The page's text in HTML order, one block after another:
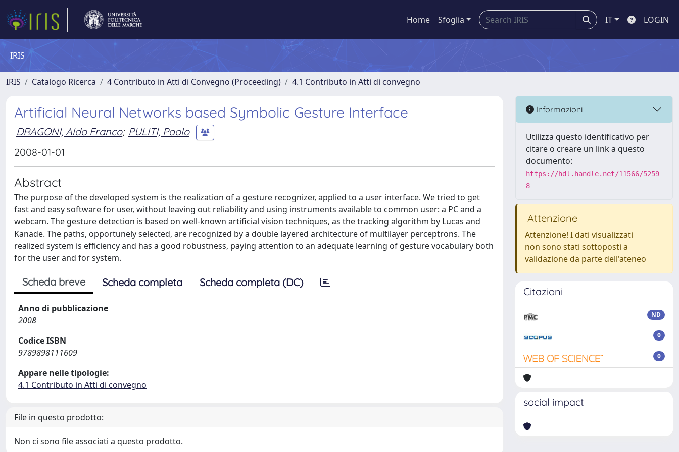
Home Sfoglia IT LOGIN
IRIS
IRIS Catalogo Ricerca 4 Contributo in Atti di Convegno (Proceeding) 4.1 Contributo in Atti di convegno
Artificial Neural Networks based Symbolic Gesture Interface
DRAGONI, Aldo Franco; PULITI, Paolo
2008-01-01
Abstract
The purpose of the developed system is the realization of a gesture recognizer, applied to a user interface. We tried to get
fast and easy software for user, without leaving out reliability and using instruments available to common user: a PC and a
webcam. The gesture detection is based on well-known artificial vision techniques, as the tracking algorithm by Lucas and
Kanade. The paths, opportunely selected, are recognized by a double layered architecture of multilayer perceptrons. The
realized system is efficiency and has a good robustness, paying attention to an adequate learning of gesture vocabulary both
for the user and for system.
Scheda breve Scheda completa Scheda completa (DC)
Anno di pubblicazione
2008
Codice ISBN
9789898111609
Appare nelle tipologie:
4.1 Contributo in Atti di convegno
File in questo prodotto:
Non ci sono file associati a questo prodotto.
Informazioni
Utilizza questo identificativo per
citare o creare un link a questo
documento:
https://hdl.handle.net/11566/5259
8
Attenzione
Attenzione! I dati visualizzati
non sono stati sottoposti a
validazione da parte dell'ateneo
Citazioni
ND
0
0
social impact